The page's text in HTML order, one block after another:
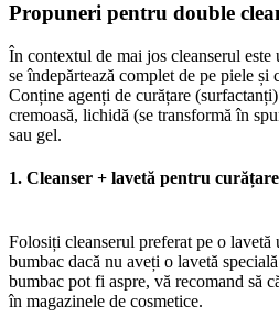
Propuneri pentru double
În contextul de mai jos cleanserul
se îndepărtează complet de pe piele și
Conține agenți de curățare
cremoasă, lichidă (se transformă în
sau gel.
1. Cleanser + lavetă pentru
Folosiți cleanserul preferat pe o lavetă
bumbac dacă nu aveți o lavetă
bumbac pot fi aspre, vă recomand să
în magazinele de cosmetice.